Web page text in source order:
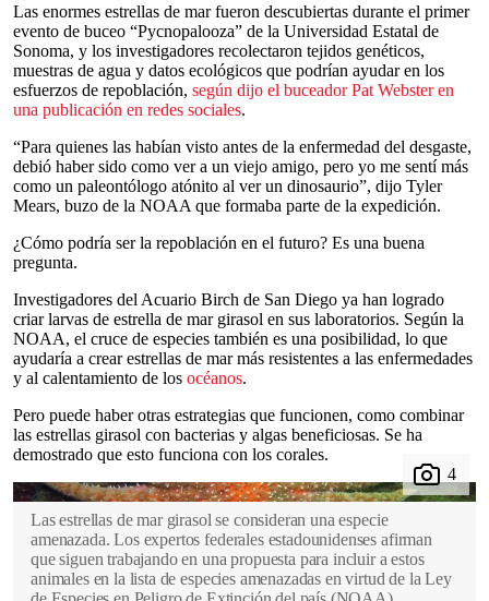
Las enormes estrellas de mar fueron descubiertas durante el primer
evento de buceo “Pycnopalooza” de la Universidad Estatal de
Sonoma, y los investigadores recolectaron tejidos genéticos,
muestras de agua y datos ecológicos que podrían ayudar en los
esfuerzos de repoblación, según dijo el buceador Pat Webster en
una publicación en redes sociales.
“Para quienes las habían visto antes de la enfermedad del desgaste,
debió haber sido como ver a un viejo amigo, pero yo me sentí más
como un paleontólogo atónito al ver un dinosaurio”, dijo Tyler
Mears, buzo de la NOAA que formaba parte de la expedición.
¿Cómo podría ser la repoblación en el futuro? Es una buena
pregunta.
Investigadores del Acuario Birch de San Diego ya han logrado
criar larvas de estrella de mar girasol en sus laboratorios. Según la
NOAA, el cruce de especies también es una posibilidad, lo que
ayudaría a crear estrellas de mar más resistentes a las enfermedades
y al calentamiento de los océanos.
Pero puede haber otras estrategias que funcionen, como combinar
las estrellas girasol con bacterias y algas beneficiosas. Se ha
demostrado que esto funciona con los corales.
Las estrellas de mar girasol se consideran una especie
amenazada. Los expertos federales estadounidenses afirman
que siguen trabajando en una propuesta para incluir a estos
animales en la lista de especies amenazadas en virtud de la Ley